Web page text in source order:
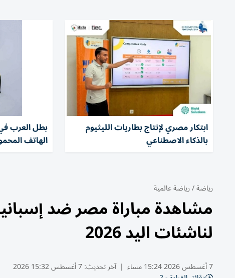
ابتكار مصري لإنتاج بطاريات الليثيوم
بالذكاء الاصطناعي
بطل العرب
الهاتف
رياضة/رياضة عالمية
مشاهدة مباراة مصر ضد
لناشئات اليد 2026
7 أغسطس 2026 15:24 مساء | آخر تحديث:7 أغسطس 15:32 2026